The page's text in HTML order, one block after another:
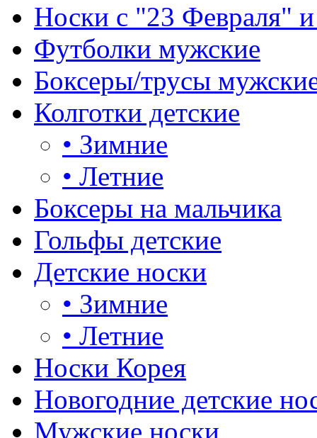
Носки с "23 Февраля"
Футболки мужские
Боксеры/трусы
Колготки детские
• Зимние
• Летние
Боксеры на мальчика
Гольфы детские
Детские носки
• Зимние
• Летние
Носки Корея
Новогодние детские
Мужские носки